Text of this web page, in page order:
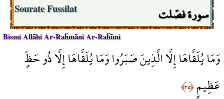
سورة فصّلت Sourate Fussilat
Bismi Allāhi Ar-Raĥmāni Ar-Raĥīmi
وَمَا يُلَقَّاهَا إِلَّا الَّذِينَ صَبَرُوا وَمَا يُلَقَّاهَا إِلَّا ذُو حَظٍّ
عَظِيمٍ﴿٣٥﴾